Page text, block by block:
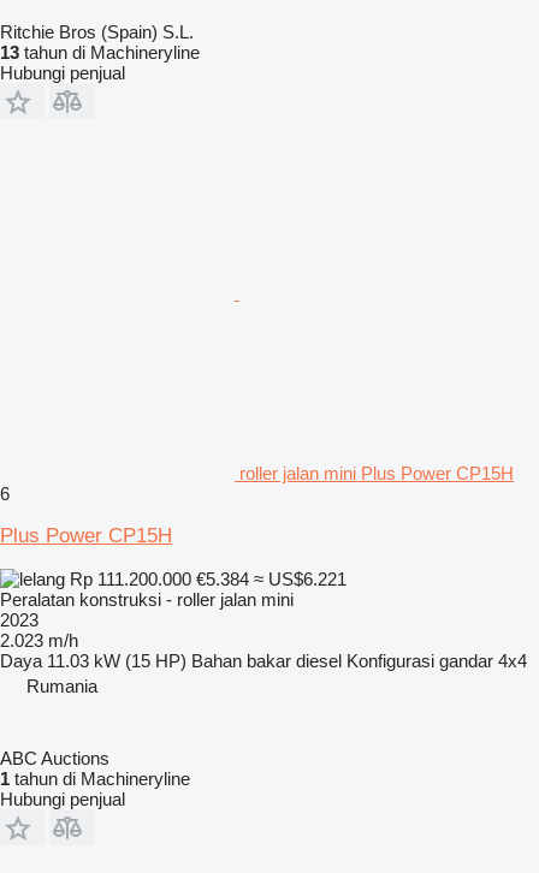
Ritchie Bros (Spain) S.L.
13 tahun di Machineryline
Hubungi penjual
roller jalan mini Plus Power CP15H
6
Plus Power CP15H
Rp 111.200.000 €5.384 ≈ US$6.221
Peralatan konstruksi - roller jalan mini
2023
2.023 m/h
Daya 11.03 kW (15 HP) Bahan bakar diesel Konfigurasi gandar 4x4
Rumania
ABC Auctions
1 tahun di Machineryline
Hubungi penjual